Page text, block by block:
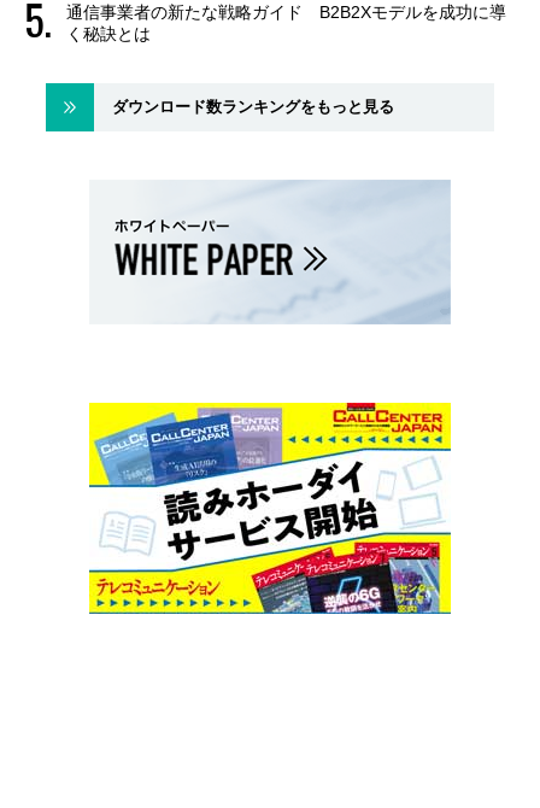
通信事業者の新たな戦略ガイド B2B2Xモデルを成功に導
く秘訣とは
ダウンロード数ランキングをもっと見る